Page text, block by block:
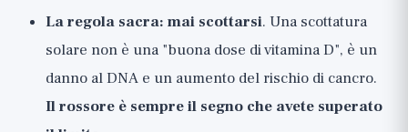
La regola sacra: mai scottarsi. Una scottatura
solare non è una "buona dose di vitamina D", è un
danno al DNA e un aumento del rischio di cancro.
Il rossore è sempre il segno che avete superato